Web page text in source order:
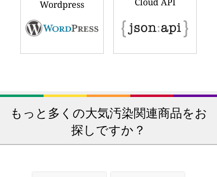
Wordpress
もっと多くの大気汚染関連商品をお
探しですか？